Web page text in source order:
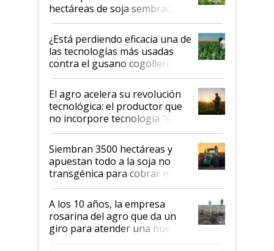
hectáreas de soja sembradas
con una nueva generación de
variedades que marcan un
salto tecnológico en genética y
rendimiento
¿Está perdiendo eficacia una de
las tecnologías más usadas
contra el gusano cogollero? El
desafío de una tecnología clave
El agro acelera su revolución
tecnológica: el productor que
no incorpore tecnología "va a
perder el tren"
Siembran 3500 hectáreas y
apuestan todo a la soja no
transgénica para cobrar más
por tonelada: compraron un
semillero
A los 10 años, la empresa
rosarina del agro que da un
giro para atender una nueva